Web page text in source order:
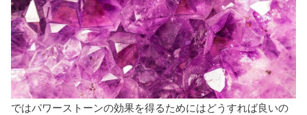
ではパワーストーンの効果を得るためにはどうすれば良いの